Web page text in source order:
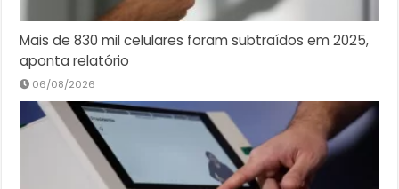
Mais de 830 mil celulares foram subtraídos em 2025,
aponta relatório
06/08/2026